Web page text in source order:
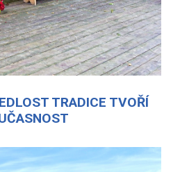
TRADICE TVOŘÍ